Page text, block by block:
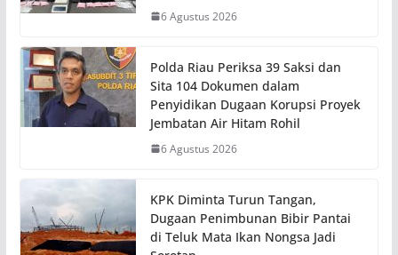
6 Agustus 2026
Polda Riau Periksa 39 Saksi dan
Sita 104 Dokumen dalam
Penyidikan Dugaan Korupsi Proyek
Jembatan Air Hitam Rohil
6 Agustus 2026
KPK Diminta Turun Tangan,
Dugaan Penimbunan Bibir Pantai
di Teluk Mata Ikan Nongsa Jadi